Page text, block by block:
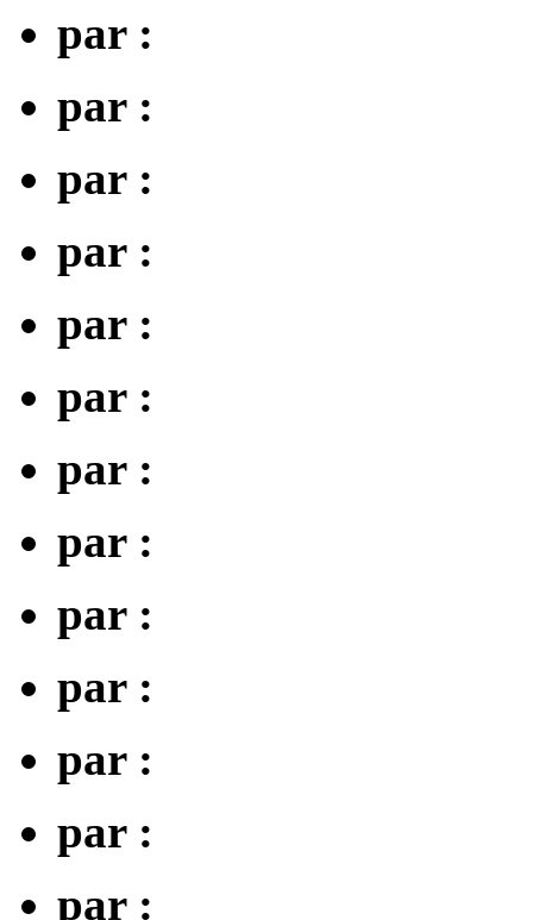
par :
par :
par :
par :
par :
par :
par :
par :
par :
par :
par :
par :
par :